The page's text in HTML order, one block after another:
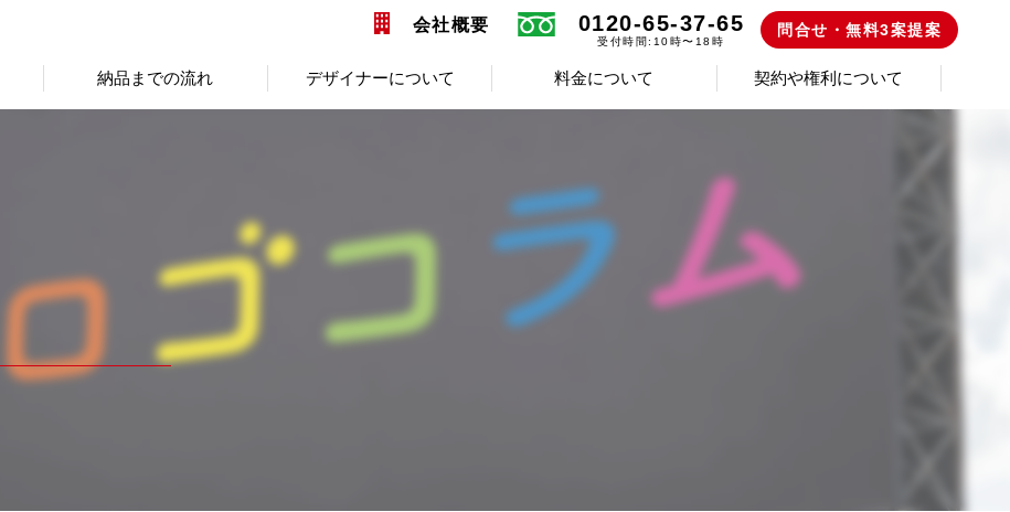
会社概要 0120-65-37-65
受付時間:10時〜18時
問合せ・無料3案提案
納品までの流れ デザイナーについて 料金について 契約や権利について